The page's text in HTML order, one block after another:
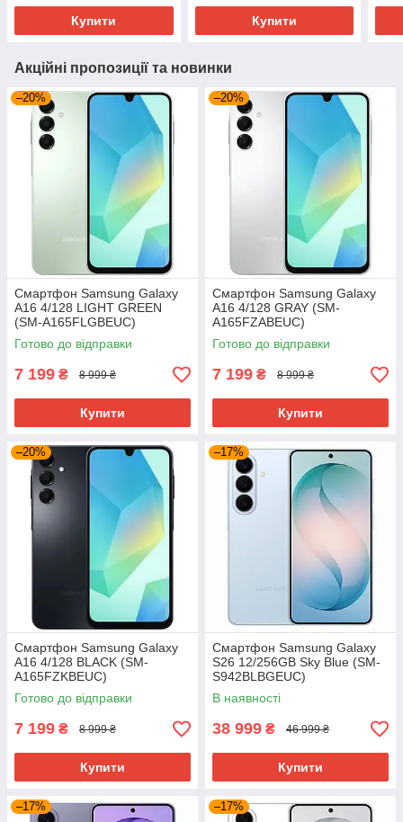
Купити Купити
Акційні пропозиції та новинки
–20%
Смартфон Samsung Galaxy
A16 4/128 LIGHT GREEN
(SM-A165FLGBEUC)
Готово до відправки
7 199 ₴ 8 999 ₴
Купити
–20%
Смартфон Samsung Galaxy
A16 4/128 GRAY (SM-
A165FZABEUC)
Готово до відправки
7 199 ₴ 8 999 ₴
Купити
–20%
Смартфон Samsung Galaxy
A16 4/128 BLACK (SM-
A165FZKBEUC)
Готово до відправки
7 199 ₴ 8 999 ₴
Купити
–17%
Смартфон Samsung Galaxy
S26 12/256GB Sky Blue (SM-
S942BLBGEUC)
В наявності
38 999 ₴ 46 999 ₴
Купити
–17% –17%